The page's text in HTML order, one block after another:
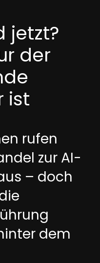
jetzt?
der
ist
rufen
zur AI-
– doch
dem